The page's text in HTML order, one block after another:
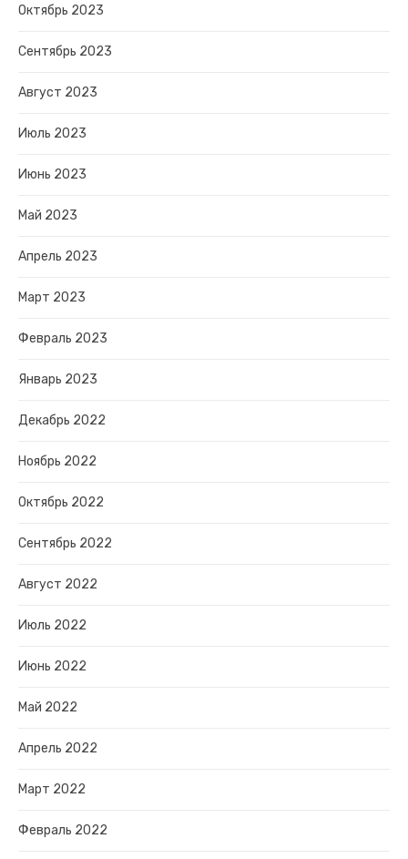
Октябрь 2023
Сентябрь 2023
Август 2023
Июль 2023
Июнь 2023
Май 2023
Апрель 2023
Март 2023
Февраль 2023
Январь 2023
Декабрь 2022
Ноябрь 2022
Октябрь 2022
Сентябрь 2022
Август 2022
Июль 2022
Июнь 2022
Май 2022
Апрель 2022
Март 2022
Февраль 2022